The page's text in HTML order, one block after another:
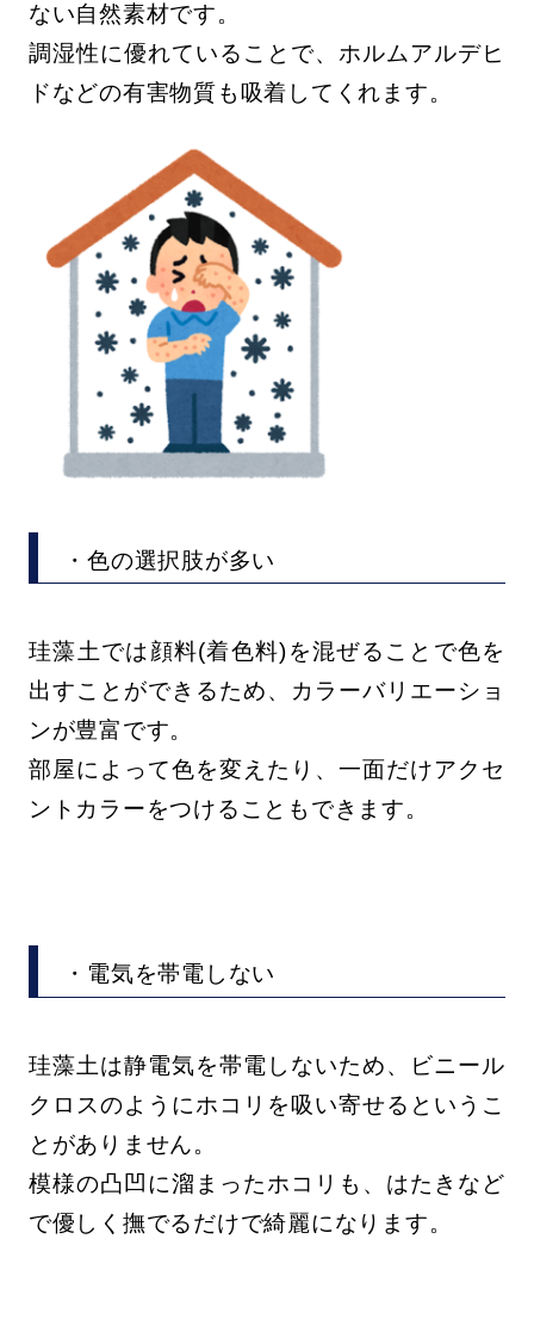
ない自然素材です。
調湿性に優れていることで、ホルムアルデヒ
ドなどの有害物質も吸着してくれます。
・色の選択肢が多い
珪藻土では顔料(着色料)を混ぜることで色を
出すことができるため、カラーバリエーショ
ンが豊富です。
部屋によって色を変えたり、一面だけアクセ
ントカラーをつけることもできます。
・電気を帯電しない
珪藻土は静電気を帯電しないため、ビニール
クロスのようにホコリを吸い寄せるというこ
とがありません。
模様の凸凹に溜まったホコリも、はたきなど
で優しく撫でるだけで綺麗になります。